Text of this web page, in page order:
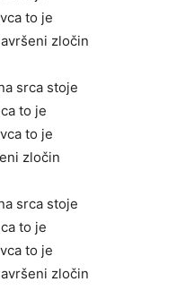
to je
zločin
srca stoje
to je
to je
zločin
srca stoje
to je
to je
zločin